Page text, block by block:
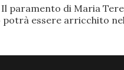
paramento di Maria
essere arricchito